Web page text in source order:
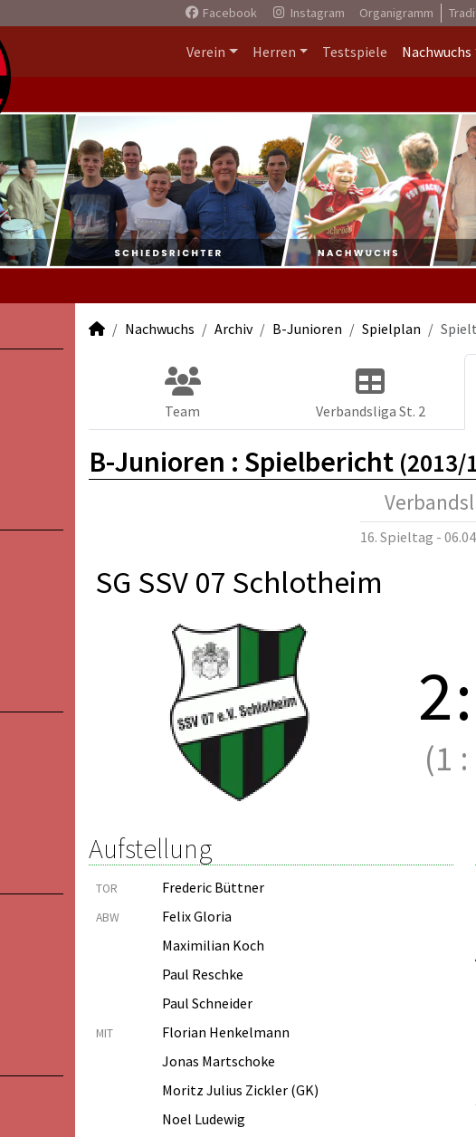
Facebook Instagram Organigramm
Verein Herren Testspiele Nachwuchs
Nachwuchs Archiv B-Junioren Spielplan
Team Verbandsliga St. 2
B-Junioren : Spielbericht (2013/
16. Spieltag -
SG SSV 07 Schlotheim
2:
(1 :
Aufstellung
TOR Frederic Büttner
ABW
Felix Gloria
Maximilian Koch
Paul Reschke
Paul Schneider
MIT
Florian Henkelmann
Jonas Martschoke
Moritz Julius Zickler (GK)
Noel Ludewig